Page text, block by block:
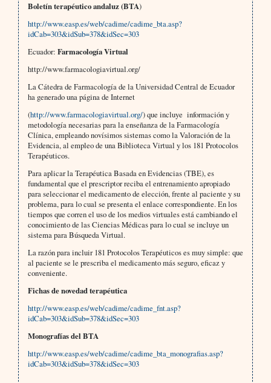
Boletín terapéutico andaluz (BTA)
http://www.easp.es/web/cadime/cadime_bta.asp?
idCab=303&idSub=378&idSec=303
Ecuador: Farmacología Virtual
http://www.farmacologiavirtual.org/
La Cátedra de Farmacología de la Universidad Central de Ecuador
ha generado una página de Internet
(http://www.farmacologiavirtual.org/) que incluye información y
metodología necesarias para la enseñanza de la Farmacología
Clínica, empleando novísimos sistemas como la Valoración de la
Evidencia, al empleo de una Biblioteca Virtual y los 181 Protocolos
Terapéuticos.
Para aplicar la Terapéutica Basada en Evidencias (TBE), es
fundamental que el prescriptor reciba el entrenamiento apropiado
para seleccionar el medicamento de elección, frente al paciente y su
problema, para lo cual se presenta el enlace correspondiente. En los
tiempos que corren el uso de los medios virtuales está cambiando el
conocimiento de las Ciencias Médicas para lo cual se incluye un
sistema para Búsqueda Virtual.
La razón para incluir 181 Protocolos Terapéuticos es muy simple: que
al paciente se le prescriba el medicamento más seguro, eficaz y
conveniente.
Fichas de novedad terapéutica
http://www.easp.es/web/cadime/cadime_fnt.asp?
idCab=303&idSub=378&idSec=303
Monografías del BTA
http://www.easp.es/web/cadime/cadime_bta_monografias.asp?
idCab=303&idSub=378&idSec=303